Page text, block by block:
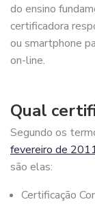
do ensino
certificadora
ou smartphone
on-line.
Qual
Segundo os
fevereiro de
são elas:
Certificação